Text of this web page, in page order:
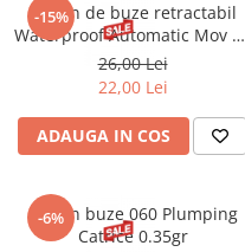
-15%
Creion de buze retractabil
Waterproof Automatic Mov 53
Golden Rose
26,00 Lei
22,00 Lei
ADAUGA IN COS
-6%
Creion buze 060 Plumping
Catrice 0.35gr